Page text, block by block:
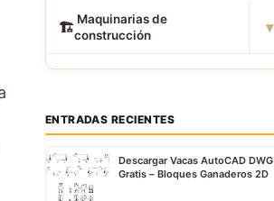
🏗 ️ Maquinarias de
construcción
▾
ENTRADAS RECIENTES
Descargar Vacas AutoCAD DWG
Gratis – Bloques Ganaderos 2D